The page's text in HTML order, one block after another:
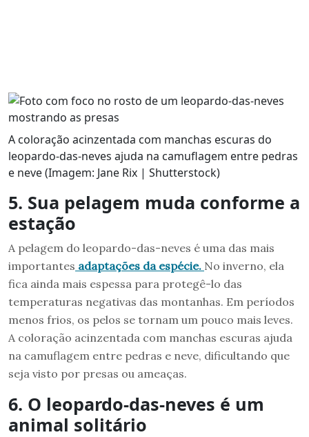
A coloração acinzentada com manchas escuras do
leopardo-das-neves ajuda na camuflagem entre pedras
e neve (Imagem: Jane Rix | Shutterstock)
5. Sua pelagem muda conforme a
estação
A pelagem do leopardo-das-neves é uma das mais
importantes adaptações da espécie. No inverno, ela
fica ainda mais espessa para protegê-lo das
temperaturas negativas das montanhas. Em períodos
menos frios, os pelos se tornam um pouco mais leves.
A coloração acinzentada com manchas escuras ajuda
na camuflagem entre pedras e neve, dificultando que
seja visto por presas ou ameaças.
6. O leopardo-das-neves é um
animal solitário